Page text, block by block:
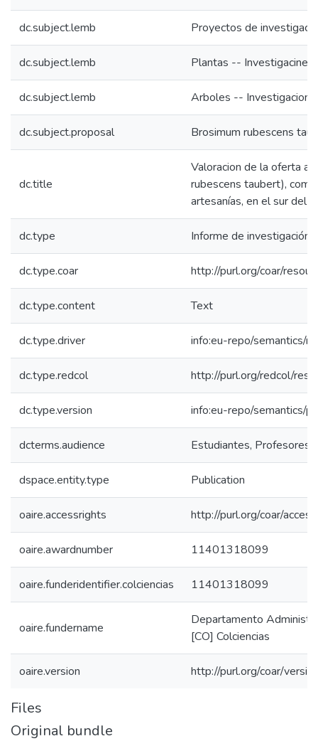
dc.subject.lemb Proyectos de
dc.subject.lemb Plantas -- Investigacines
dc.subject.lemb Arboles --
dc.subject.proposal Brosimum rubescens
dc.title
Valoracion de la oferta
rubescens taubert),
artesanías, en el sur del
dc.type Informe de investigación
dc.type.coar http://purl.org/coar/
dc.type.content Text
dc.type.driver info:eu-repo/semantics/
dc.type.redcol http://purl.org/redcol/
dc.type.version info:eu-repo/semantics/
dcterms.audience Estudiantes, Profesores,
dspace.entity.type Publication
oaire.accessrights http://purl.org/coar/
oaire.awardnumber 11401318099
oaire.funderidentifier.colciencias 11401318099
oaire.fundername
Departamento
[CO] Colciencias
oaire.version http://purl.org/coar/
Files
Original bundle